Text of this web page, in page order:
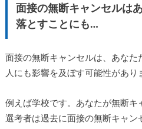
面接の無断キャンセルは
落とすことにも…
面接の無断キャンセルは、あな
人にも影響を及ぼす可能性があり
例えば学校です。あなたが無断
選考者は過去に面接の無断キャン